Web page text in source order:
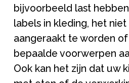
bijvoorbeeld last
labels in kleding, het
aangeraakt te worden
bepaalde voorwerpen
Ook kan het zijn dat uw